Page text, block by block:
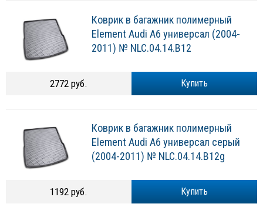
Коврик в багажник полимерный
Element Audi A6 универсал (2004-
2011) № NLC.04.14.B12
Купить
2772 руб.
Коврик в багажник полимерный
Element Audi A6 универсал серый
(2004-2011) № NLC.04.14.B12g
Купить
1192 руб.